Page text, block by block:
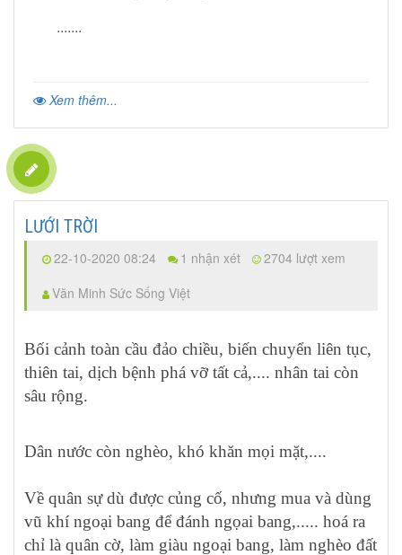
.......
Xem thêm...
LƯỚI TRỜI
22-10-2020 08:24 1 nhận xét
2704 lượt xem
Văn Minh Sức Sống Việt
Bối cảnh toàn cầu đảo chiều, biến chuyển liên tục,
thiên tai, dịch bệnh phá vỡ tất cả,.... nhân tai còn
sâu rộng.
Dân nước còn nghèo, khó khăn mọi mặt,....
Về quân sự dù được củng cố, nhưng mua và dùng
vũ khí ngoại bang để đánh ngọai bang,..... hoá ra
chỉ là quân cờ, làm giàu ngoại bang, làm nghèo đất